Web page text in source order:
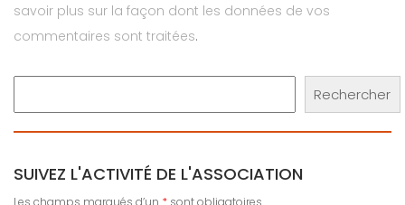
savoir plus sur la façon dont les données de vos
commentaires sont traitées.
Rechercher
SUIVEZ L'ACTIVITÉ DE L'ASSOCIATION
Les champs marqués d’un * sont obligatoires